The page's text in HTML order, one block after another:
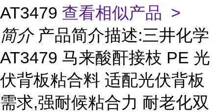
AT3479 查看相似产品 >
简介 产品简介描述:三井化学
AT3479 马来酸酐接枝 PE 光
伏背板粘合料 适配光伏背板
需求,强耐候粘合力 耐老化双